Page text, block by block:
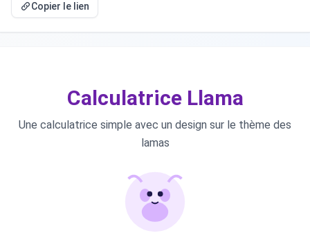
Copier le lien
Calculatrice Llama
Une calculatrice simple avec un design sur le thème des
lamas